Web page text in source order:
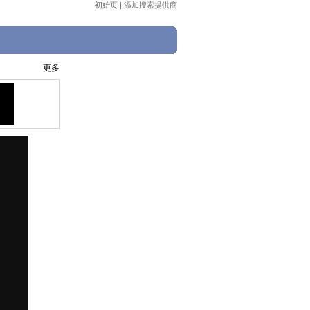
初始页 | 添加搜索提供商
更多